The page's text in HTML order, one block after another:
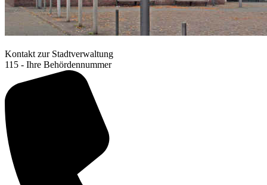
Kontakt zur Stadtverwaltung
115 - Ihre Behördennummer